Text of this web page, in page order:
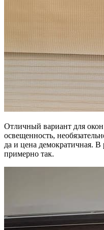
Отличный вариант для
освещенность,
да и цена демократичная.
примерно так.